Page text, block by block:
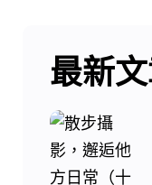
最新